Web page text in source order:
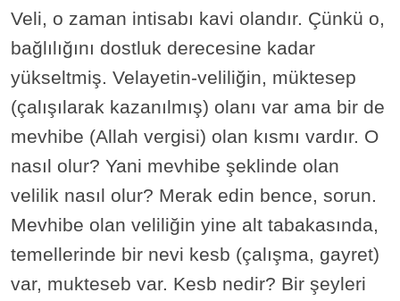
Veli, o zaman intisabı kavi olandır. Çünkü o,
bağlılığını dostluk derecesine kadar
yükseltmiş. Velayetin-veliliğin, müktesep
(çalışılarak kazanılmış) olanı var ama bir de
mevhibe (Allah vergisi) olan kısmı vardır. O
nasıl olur? Yani mevhibe şeklinde olan
velilik nasıl olur? Merak edin bence, sorun.
Mevhibe olan veliliğin yine alt tabakasında,
temellerinde bir nevi kesb (çalışma, gayret)
var, mukteseb var. Kesb nedir? Bir şeyleri